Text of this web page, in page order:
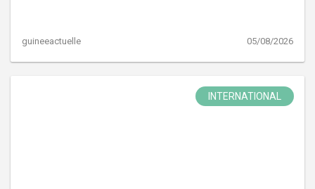
guineeactuelle 05/08/2026
INTERNATIONAL